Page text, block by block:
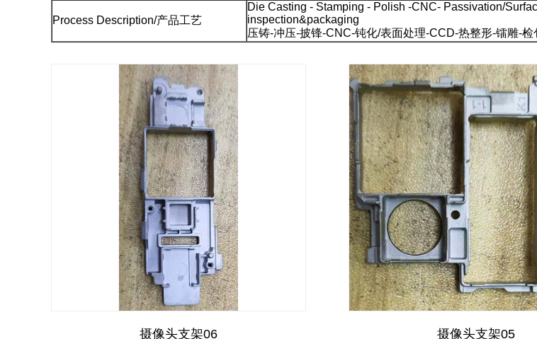
Process Description/产品工艺
Die Casting - Stamping - Polish -CNC- Passivation/
inspection&packaging
压铸-冲压-披锋-CNC-钝化/表面处理-CCD-热整形-镭雕-检
摄像头支架06 摄像头支架05